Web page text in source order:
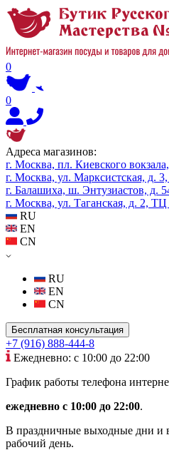
0
0
Адреса магазинов:
г. Москва, пл. Киевского
г. Москва, ул. Марксистская, д.
г. Балашиха, ш. Энтузиастов, д.
г. Москва, ул. Таганская, д. 2,
RU
EN
CN
RU
EN
CN
Бесплатная консультация
+7 (916) 888-444-8
Ежедневно: с 10:00 до 22:00
График работы телефона
ежедневно с 10:00 до 22:00.
В праздничные выходные дни и
рабочий день.